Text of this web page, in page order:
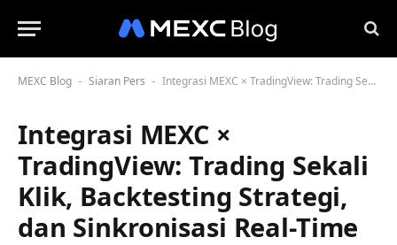
MEXC Blog - Siaran Pers - Integrasi MEXC × TradingView: Trading Sekali Klik, Backtesting Strategi, dan Sinkronisasi Real-Time
Integrasi MEXC ×
TradingView: Trading Sekali
Klik, Backtesting Strategi,
dan Sinkronisasi Real-Time